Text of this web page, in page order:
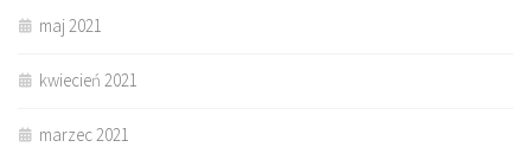
maj 2021
kwiecień 2021
marzec 2021